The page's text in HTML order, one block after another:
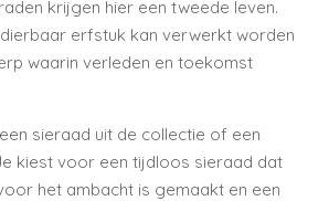
krijgen hier een tweede leven.
erfstuk kan verwerkt worden
waarin verleden en toekomst
sieraad uit de collectie of een
kiest voor een tijdloos sieraad dat
het ambacht is gemaakt en een